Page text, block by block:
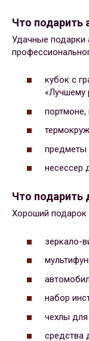
Что подарить
Удачные подарки
кубок с
«Лучшему
портмоне,
предметы
несессер
Что
Хороший подарок
зеркало-
набор
чехлы
средства